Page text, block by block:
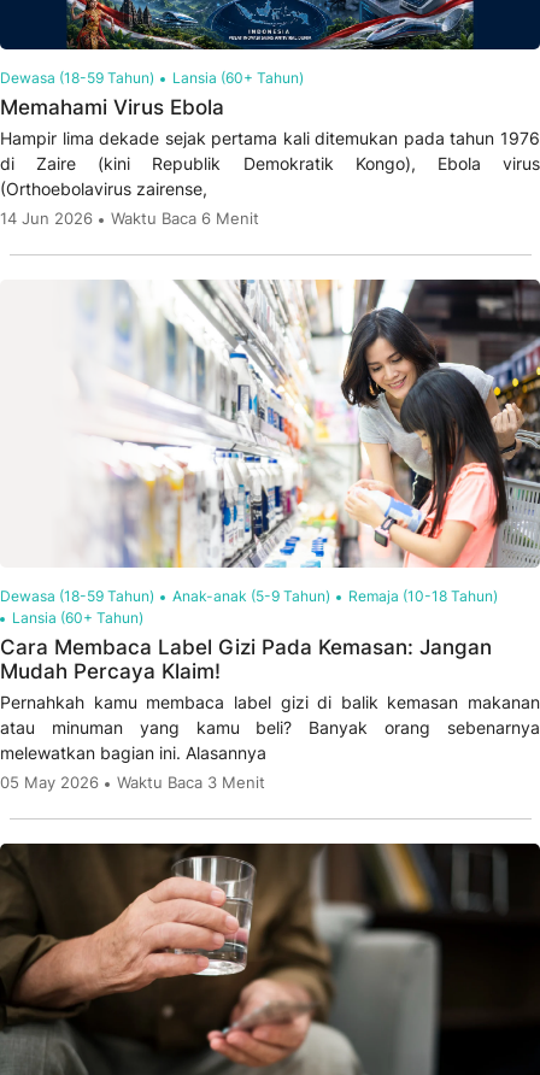
Dewasa (18-59 Tahun) Lansia (60+ Tahun)
Memahami Virus Ebola
Hampir lima dekade sejak pertama kali ditemukan pada tahun 1976
di Zaire (kini Republik Demokratik Kongo), Ebola virus
(Orthoebolavirus zairense,
14 Jun 2026 Waktu Baca 6 Menit
Dewasa (18-59 Tahun) Anak-anak (5-9 Tahun)
Remaja (10-18 Tahun)
Lansia (60+ Tahun)
Cara Membaca Label Gizi Pada Kemasan: Jangan
Mudah Percaya Klaim!
Pernahkah kamu membaca label gizi di balik kemasan makanan
atau minuman yang kamu beli? Banyak orang sebenarnya
melewatkan bagian ini. Alasannya
05 May 2026 Waktu Baca 3 Menit